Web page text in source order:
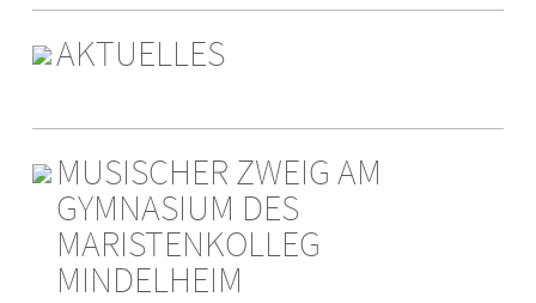
AKTUELLES
MUSISCHER ZWEIG AM
GYMNASIUM DES
MARISTENKOLLEG
MINDELHEIM